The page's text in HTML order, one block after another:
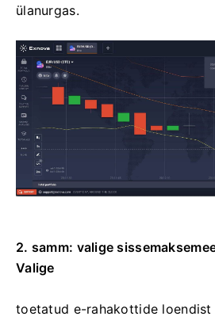
ülanurgas.
2. samm: valige
Valige
toetatud e-rahakottide loendist